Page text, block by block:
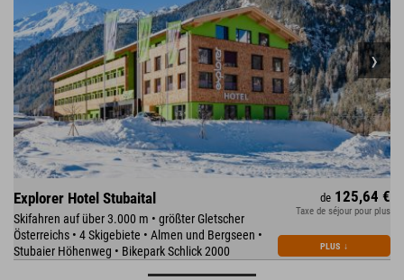
Explorer Hotel Stubaital
Skifahren auf über 3.000 m • größter Gletscher
Österreichs • 4 Skigebiete • Almen und Bergseen •
Stubaier Höhenweg • Bikepark Schlick 2000
de 125,64 €
Taxe de séjour pour plus
PLUS ↓